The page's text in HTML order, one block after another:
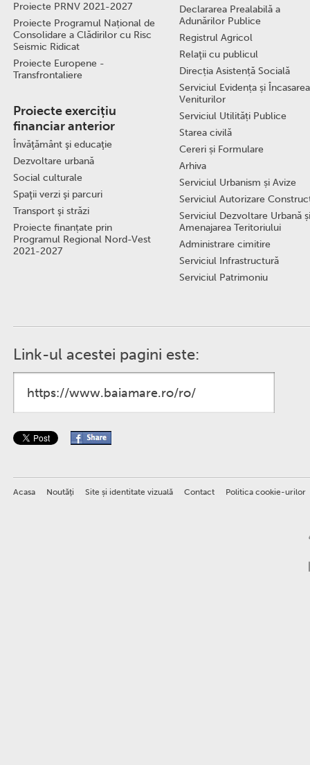
Proiecte PRNV 2021-2027
Proiecte Programul Național de
Consolidare a Clădirilor cu Risc
Seismic Ridicat
Proiecte Europene -
Transfrontaliere
Proiecte exercițiu
financiar anterior
Învăţământ şi educaţie
Dezvoltare urbană
Social culturale
Spaţii verzi şi parcuri
Transport şi străzi
Proiecte finanțate prin
Programul Regional Nord-Vest
2021-2027
Declararea Prealabilă a
Adunărilor Publice
Registrul Agricol
Relaţii cu publicul
Direcția Asistență Socială
Serviciul Evidența și Încasarea
Veniturilor
Serviciul Utilități Publice
Starea civilă
Cereri și Formulare
Arhiva
Serviciul Urbanism și Avize
Serviciul Autorizare
Serviciul Dezvoltare Urbană și
Amenajarea Teritoriului
Administrare cimitire
Serviciul Infrastructură
Serviciul Patrimoniu
Link-ul acestei pagini este:
Acasa Noutăţi Site și identitate vizuală Contact Politica cookie-urilor